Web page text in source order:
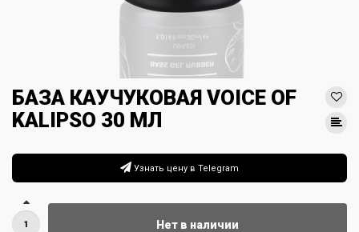
БАЗА КАУЧУКОВАЯ VOICE OF
KALIPSO 30 МЛ
Узнать цену в Telegram
Нет в наличии